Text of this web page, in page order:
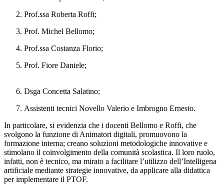
Prof.ssa Roberta Roffi;
Prof. Michel Bellomo;
Prof.ssa Costanza Florio;
Prof. Fiore Daniele;
Dsga Concetta Salatino;
Assistenti tecnici Novello Valerio e Imbrogno Ernesto.
In particolare, si evidenzia che i docenti Bellomo e Roffi, che
svolgono la funzione di Animatori digitali, promuovono la
formazione interna; creano soluzioni metodologiche innovative e
stimolano il coinvolgimento della comunità scolastica. Il loro ruolo,
infatti, non è tecnico, ma mirato a facilitare l’utilizzo dell’Intelligena
artificiale mediante strategie innovative, da applicare alla didattica
per implementare il PTOF.